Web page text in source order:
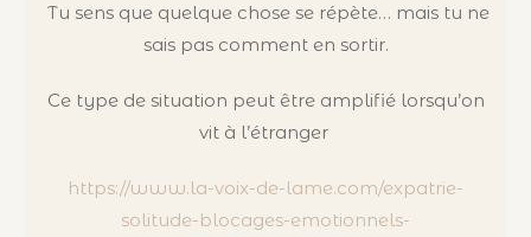
Tu sens que quelque chose se répète… mais tu ne
sais pas comment en sortir.
Ce type de situation peut être amplifié lorsqu’on
vit à l’étranger
https://www.la-voix-de-lame.com/expatrie-
solitude-blocages-emotionnels-